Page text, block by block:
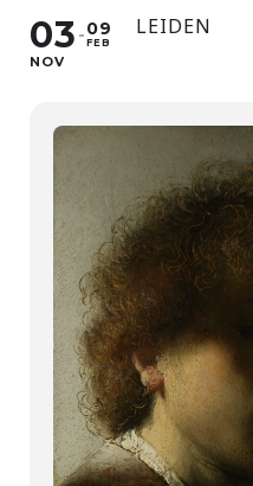
03
NOV
09
FEB
LEIDEN